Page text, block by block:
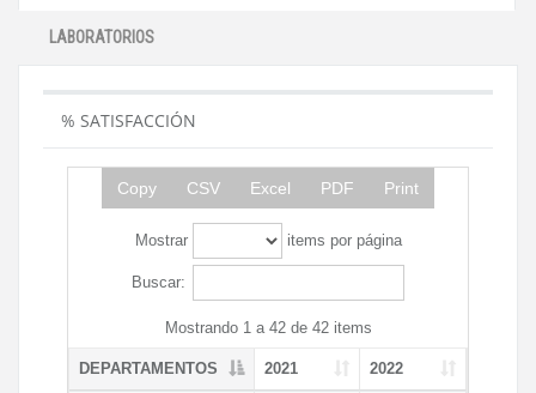
LABORATORIOS
% SATISFACCIÓN
Copy CSV Excel PDF Print
Mostrar items por página
Buscar:
Mostrando 1 a 42 de 42 items
DEPARTAMENTOS 2021 2022